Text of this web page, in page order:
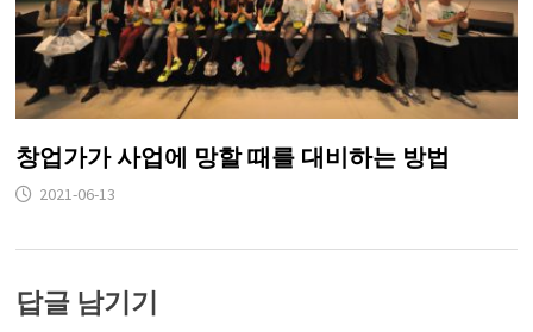
창업가가 사업에 망할 때를 대비하는 방법
2021-06-13
답글 남기기